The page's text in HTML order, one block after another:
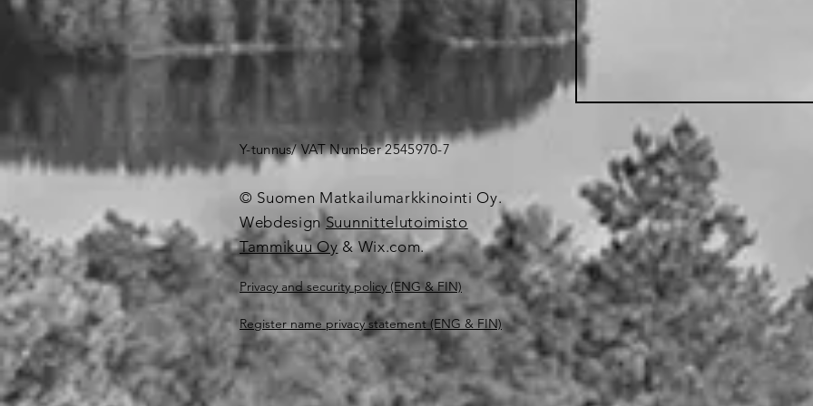
Y-tunnus/ VAT Number 2545970-7
© Suomen Matkailumarkkinointi Oy.
Webdesign Suunnittelutoimisto
Tammikuu Oy & Wix.com.
Privacy and security policy (ENG & FIN)
Register name privacy statement (ENG & FIN)